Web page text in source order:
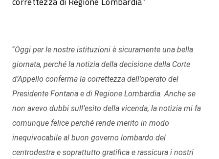
“Oggi per le nostre istituzioni è sicuramente una bella
giornata, perché la notizia della decisione della Corte
d’Appello conferma la correttezza dell’operato del
Presidente Fontana e di Regione Lombardia. Anche se
non avevo dubbi sull’esito della vicenda, la notizia mi fa
comunque felice perché rende merito in modo
inequivocabile al buon governo lombardo del
centrodestra e soprattutto gratifica e rassicura i nostri